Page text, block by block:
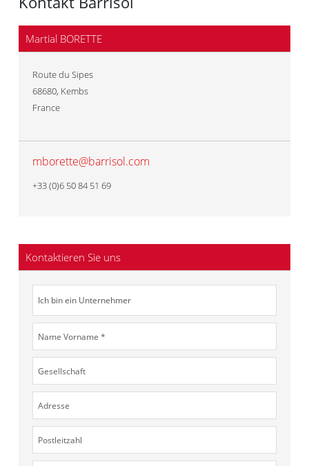
Martial BORETTE
Route du Sipes
68680, Kembs
France
mborette@barrisol.com
+33 (0)6 50 84 51 69
Kontaktieren Sie uns